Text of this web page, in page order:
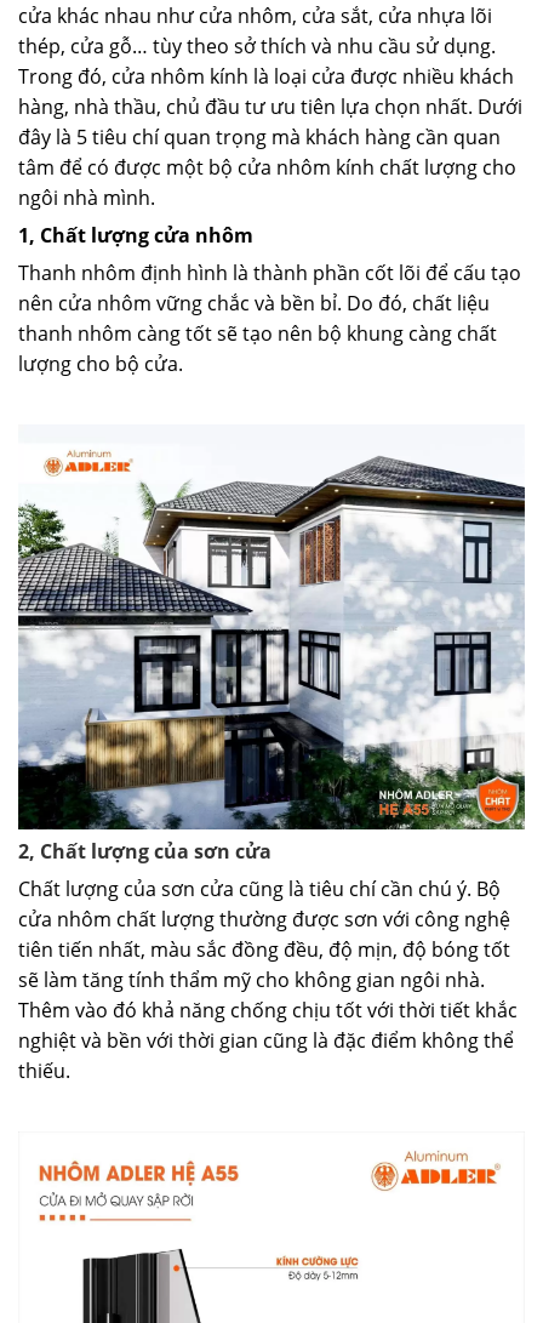
cửa khác nhau như cửa nhôm, cửa sắt, cửa nhựa lõi
thép, cửa gỗ… tùy theo sở thích và nhu cầu sử dụng.
Trong đó, cửa nhôm kính là loại cửa được nhiều khách
hàng, nhà thầu, chủ đầu tư ưu tiên lựa chọn nhất. Dưới
đây là 5 tiêu chí quan trọng mà khách hàng cần quan
tâm để có được một bộ cửa nhôm kính chất lượng cho
ngôi nhà mình.
1, Chất lượng cửa nhôm
Thanh nhôm định hình là thành phần cốt lõi để cấu tạo
nên cửa nhôm vững chắc và bền bỉ. Do đó, chất liệu
thanh nhôm càng tốt sẽ tạo nên bộ khung càng chất
lượng cho bộ cửa.
2, Chất lượng của sơn cửa
Chất lượng của sơn cửa cũng là tiêu chí cần chú ý. Bộ
cửa nhôm chất lượng thường được sơn với công nghệ
tiên tiến nhất, màu sắc đồng đều, độ mịn, độ bóng tốt
sẽ làm tăng tính thẩm mỹ cho không gian ngôi nhà.
Thêm vào đó khả năng chống chịu tốt với thời tiết khắc
nghiệt và bền với thời gian cũng là đặc điểm không thể
thiếu.